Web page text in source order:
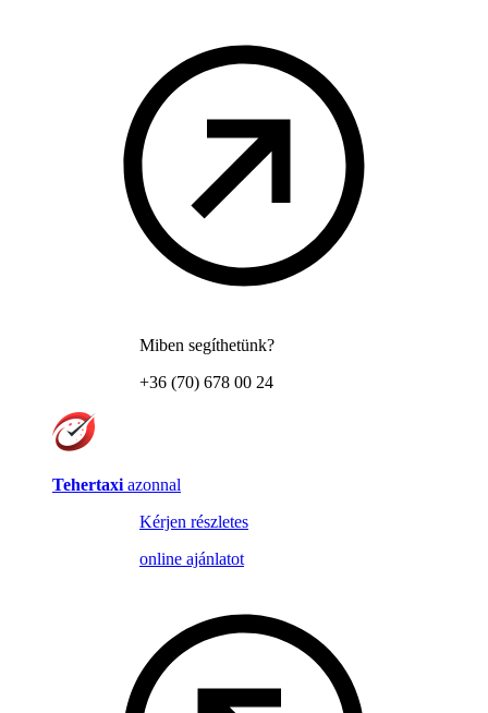
Miben segíthetünk?
+36 (70) 678 00 24
Tehertaxi azonnal
Kérjen részletes
online ajánlatot